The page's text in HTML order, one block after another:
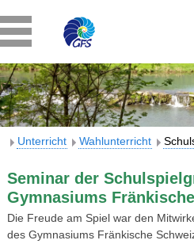
Unterricht Wahlunterricht
Seminar der
Gymnasiums
Die Freude am Spiel war den
des Gymnasiums Fränkische